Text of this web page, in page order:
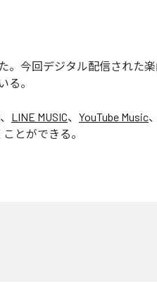
。今回デジタル配信された楽
る。
、 LINE MUSIC、 YouTube Music、
とができる。